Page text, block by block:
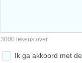
3000 tekens over
Ik ga akkoord met de